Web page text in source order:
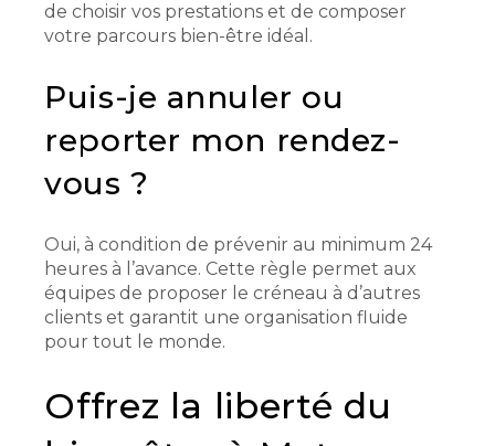
de choisir vos prestations et de composer
votre parcours bien-être idéal.
Puis-je annuler ou
reporter mon rendez-
vous ?
Oui, à condition de prévenir au minimum 24
heures à l’avance. Cette règle permet aux
équipes de proposer le créneau à d’autres
clients et garantit une organisation fluide
pour tout le monde.
Offrez la liberté du